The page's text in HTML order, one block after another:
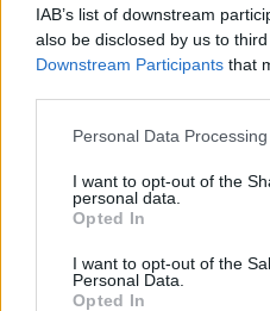
IAB’s list of downstream
also be disclosed by us to
Downstream Participants that
Personal Data
I want to opt-out of the
personal data.
Opted In
I want to opt-out of the
Personal Data.
Opted In
KEDVES OLVASÓNK!
A keresett cikk a
tartozik, melynek
Az előfizetés a
Portfolio.hu teljes
Kötéslisták: BÉT
kötéslistái